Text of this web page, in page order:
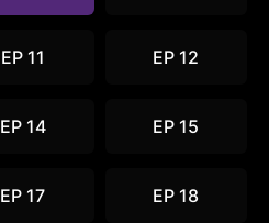
EP 11 EP 12
EP 14 EP 15
EP 17 EP 18